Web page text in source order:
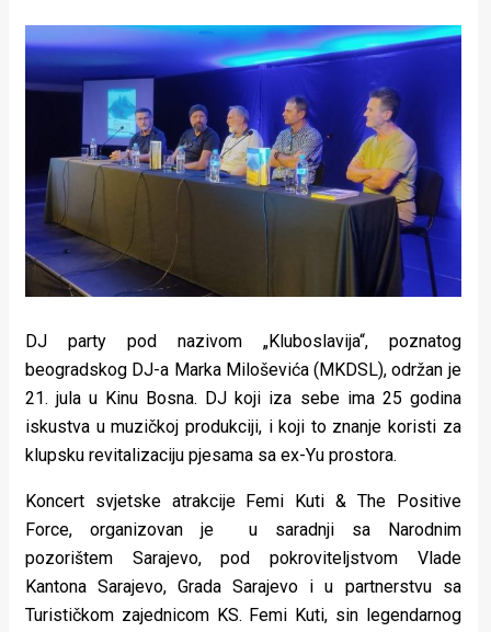
DJ party pod nazivom „Kluboslavija“, poznatog
beogradskog DJ-a Marka Miloševića (MKDSL), održan je
21. jula u Kinu Bosna. DJ koji iza sebe ima 25 godina
iskustva u muzičkoj produkciji, i koji to znanje koristi za
klupsku revitalizaciju pjesama sa ex-Yu prostora.
Koncert svjetske atrakcije Femi Kuti & The Positive
Force, organizovan je u saradnji sa Narodnim
pozorištem Sarajevo, pod pokroviteljstvom Vlade
Kantona Sarajevo, Grada Sarajevo i u partnerstvu sa
Turističkom zajednicom KS. Femi Kuti, sin legendarnog